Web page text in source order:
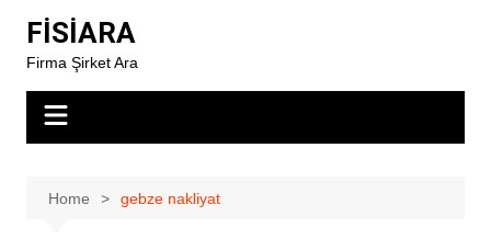
content
FİSİARA
Firma Şirket Ara
Home gebze nakliyat